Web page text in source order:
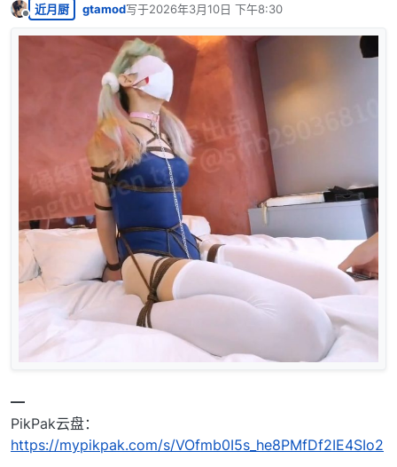
离线
近月厨 gtamod写于2026年3月10日 下午8:30
最后由 编辑
━
PikPak云盘：
https://mypikpak.com/s/VOfmb0I5s_he8PMfDf2IE4SIo2